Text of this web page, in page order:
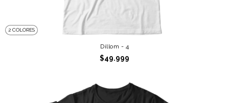
2 COLORES
Dillom - 4
$49.999